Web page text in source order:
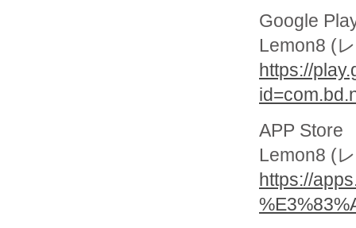
Google
Lemon8 (
https://
APP Store
Lemon8 (
https://